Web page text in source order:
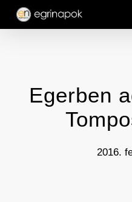
Skip
Egerben
2016.